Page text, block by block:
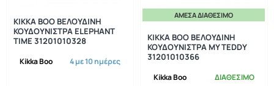
Kikka Boo 4 με 10 ημέρες
KIKKA BOO ΒΕΛΟΥΔΙΝΗ
ΚΟΥΔΟΥΝΙΣΤΡΑ ELEPHANT
TIME 31201010328
ΆΜΕΣΑ ΔΙΑΘΈΣΙΜΟ
Kikka Boo ΔΙΑΘΕΣΙΜΟ
KIKKA BOO ΒΕΛΟΥΔΙΝΗ
ΚΟΥΔΟΥΝΙΣΤΡΑ MY TEDDY
31201010366